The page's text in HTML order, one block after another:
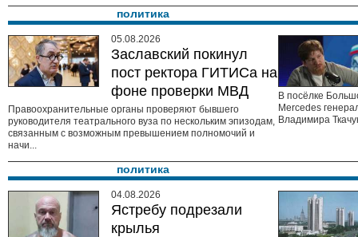
политика
05.08.2026
Заславский покинул
пост ректора ГИТИСа на
фоне проверки МВД
Правоохранительные органы проверяют бывшего
руководителя театрального вуза по нескольким эпизодам,
связанным с возможным превышением полномочий и
начи...
В посёлке
Mercedes
Владимира
политика
04.08.2026
Ястребу подрезали
крылья